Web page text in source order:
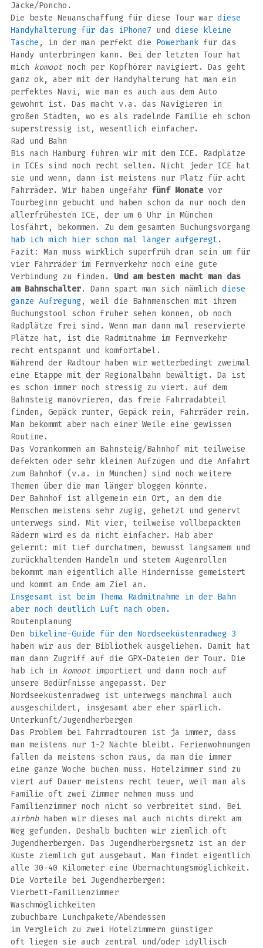
Jacke/Poncho.
Die beste Neuanschaffung für diese Tour war diese
Handyhalterung für das iPhone7 und diese kleine
Tasche , in der man perfekt die Powerbankfür das
Handy unterbringen kann. Bei der letzten Tour hat
mich komootnoch per Kopfhörer navigiert. Das geht
ganz ok, aber mit der Handyhalterung hat man ein
perfektes Navi, wie man es auch aus dem Auto
gewohnt ist. Das macht v.a. das Navigieren in
großen Städten, wo es als radelnde Familie eh schon
superstressig ist, wesentlich einfacher.
Rad und Bahn
Bis nach Hamburg fuhren wir mit dem ICE. Radplätze
in ICEs sind noch recht selten. Nicht jeder ICE hat
sie und wenn, dann ist meistens nur Platz für acht
Fahrräder. Wir haben ungefähr fünf Monatevor
Tourbeginn gebucht und haben schon da nur noch den
allerfrühesten ICE, der um 6 Uhr in München
losfährt, bekommen. Zu dem gesamten Buchungsvorgang
hab ich mich hier schon mal länger aufgeregt.
Fazit: Man muss wirklich superfrüh dran sein um für
vier Fahrräder im Fernverkehr noch eine gute
Verbindung zu finden. Und am besten macht man das
am Bahnschalter. Dann spart man sich nämlich diese
ganze Aufregung, weil die Bahnmenschen mit ihrem
Buchungstool schon früher sehen können, ob noch
Radplätze frei sind. Wenn man dann mal reservierte
Plätze hat, ist die Radmitnahme im Fernverkehr
recht entspannt und komfortabel.
Während der Radtour haben wir wetterbedingt zweimal
eine Etappe mit der Regionalbahn bewältigt. Da ist
es schon immer noch stressig zu viert. auf dem
Bahnsteig manövrieren, das freie Fahrradabteil
finden, Gepäck runter, Gepäck rein, Fahrräder rein.
Man bekommt aber nach einer Weile eine gewissen
Routine.
Das Vorankommen am Bahnsteig/Bahnhof mit teilweise
defekten oder sehr kleinen Aufzügen und die Anfahrt
zum Bahnhof (v.a. in München) sind noch weitere
Themen über die man länger bloggen könnte.
Der Bahnhof ist allgemein ein Ort, an dem die
Menschen meistens sehr zügig, gehetzt und genervt
unterwegs sind. Mit vier, teilweise vollbepackten
Rädern wird es da nicht einfacher. Hab aber
gelernt: mit tief durchatmen, bewusst langsamem und
zurückhaltendem Handeln und stetem Augenrollen
bekommt man eigentlich alle Hindernisse gemeistert
und kommt am Ende am Ziel an.
Insgesamt ist beim Thema Radmitnahme in der Bahn
aber noch deutlich Luft nach oben .
Routenplanung
Den
bikeline-Guide für den Nordseeküstenradweg 3
haben wir aus der Bibliothek ausgeliehen. Damit hat
man dann Zugriff auf die GPX-Dateien der Tour. Die
hab ich in komootimportiert und dann noch auf
unsere Bedürfnisse angepasst. Der
Nordseeküstenradweg ist unterwegs manchmal auch
ausgeschildert, insgesamt aber eher spärlich.
Unterkunft/Jugendherbergen
Das Problem bei Fahrradtouren ist ja immer, dass
man meistens nur 1-2 Nächte bleibt. Ferienwohnungen
fallen da meistens schon raus, da man die immer
eine ganze Woche buchen muss. Hotelzimmer sind zu
viert auf Dauer meistens recht teuer, weil man als
Familie oft zwei Zimmer nehmen muss und
Familienzimmer noch nicht so verbreitet sind. Bei
airbnbhaben wir dieses mal auch nichts direkt am
Weg gefunden. Deshalb buchten wir ziemlich oft
Jugendherbergen. Das Jugendherbergsnetz ist an der
Küste ziemlich gut ausgebaut. Man findet eigentlich
alle 30-40 Kilometer eine Übernachtungsmöglichkeit.
Die Vorteile bei Jugendherbergen:
Vierbett-Familienzimmer
Waschmöglichkeiten
zubuchbare Lunchpakete/Abendessen
im Vergleich zu zwei Hotelzimmern günstiger
oft liegen sie auch zentral und/oder idyllisch